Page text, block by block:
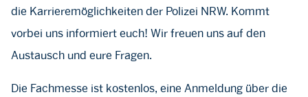
die Karrieremöglichkeiten der Polizei NRW. Kommt
vorbei uns informiert euch! Wir freuen uns auf den
Austausch und eure Fragen.
Die Fachmesse ist kostenlos, eine Anmeldung über die